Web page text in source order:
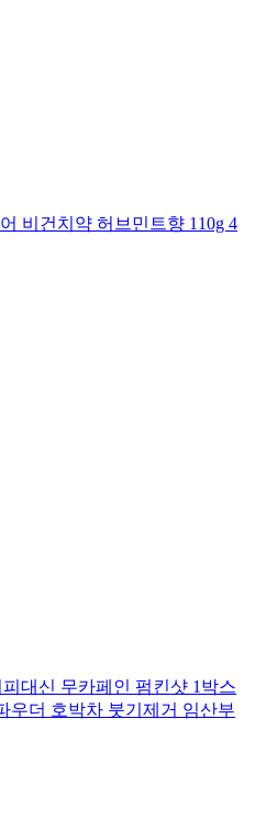
비건치약 허브민트향 110g 4
대신 무카페인 펌킨샷 1박스
우더 호박차 붓기제거 임산부